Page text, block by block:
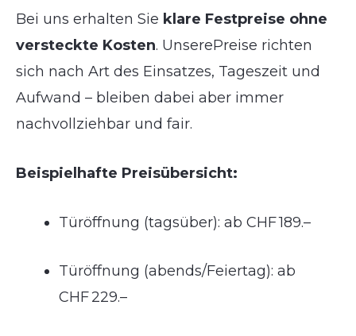
Bei uns erhalten Sie klare Festpreise ohne
versteckte Kosten. UnserePreise richten
sich nach Art des Einsatzes, Tageszeit und
Aufwand – bleiben dabei aber immer
nachvollziehbar und fair.
Beispielhafte Preisübersicht:
Türöffnung (tagsüber): ab CHF 189.–
Türöffnung (abends/Feiertag): ab
CHF 229.–